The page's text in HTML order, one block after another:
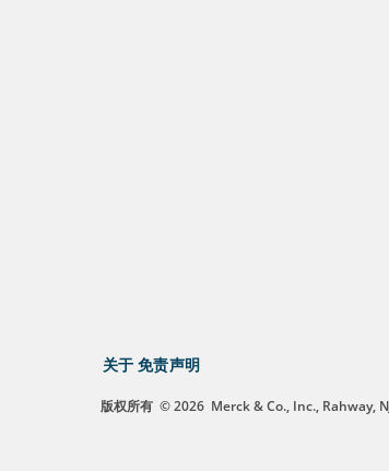
关于 免责声明
版权所有 © 2026 Merck & Co., Inc., Rahway,